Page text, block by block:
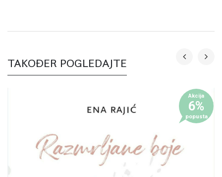
TAKOĐER POGLEDAJTE
Akcija
6%
popusta